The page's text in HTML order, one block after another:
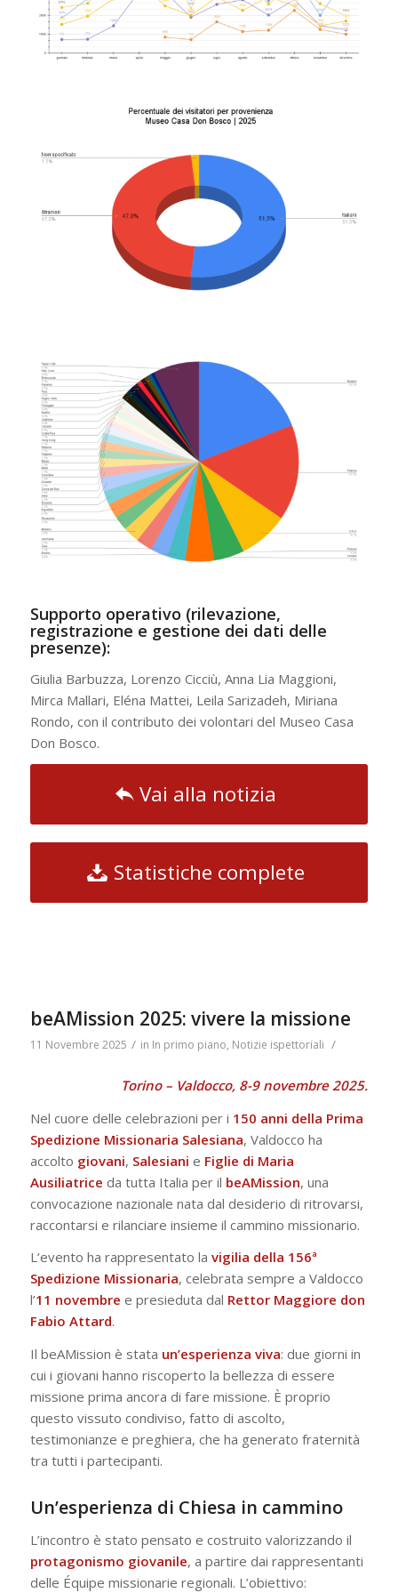
Supporto operativo (rilevazione,
registrazione e gestione dei dati delle
presenze):
Giulia Barbuzza, Lorenzo Cicciù, Anna Lia Maggioni,
Mirca Mallari, Eléna Mattei, Leila Sarizadeh, Miriana
Rondo, con il contributo dei volontari del Museo Casa
Don Bosco.
Vai alla notizia
Statistiche complete
beAMission 2025: vivere la missione
11 Novembre 2025 / in In primo piano, Notizie ispettoriali /
Torino – Valdocco, 8-9 novembre 2025.
Nel cuore delle celebrazioni per i 150 anni della Prima
Spedizione Missionaria Salesiana, Valdocco ha
accolto giovani, Salesiani e Figlie di Maria
Ausiliatrice da tutta Italia per il beAMission, una
convocazione nazionale nata dal desiderio di ritrovarsi,
raccontarsi e rilanciare insieme il cammino missionario.
L’evento ha rappresentato la vigilia della 156ª
Spedizione Missionaria, celebrata sempre a Valdocco
l’11 novembre e presieduta dal Rettor Maggiore don
Fabio Attard.
Il beAMission è stata un’esperienza viva: due giorni in
cui i giovani hanno riscoperto la bellezza di essere
missione prima ancora di fare missione. È proprio
questo vissuto condiviso, fatto di ascolto,
testimonianze e preghiera, che ha generato fraternità
tra tutti i partecipanti.
Un’esperienza di Chiesa in cammino
L’incontro è stato pensato e costruito valorizzando il
protagonismo giovanile, a partire dai rappresentanti
delle Équipe missionarie regionali. L’obiettivo: